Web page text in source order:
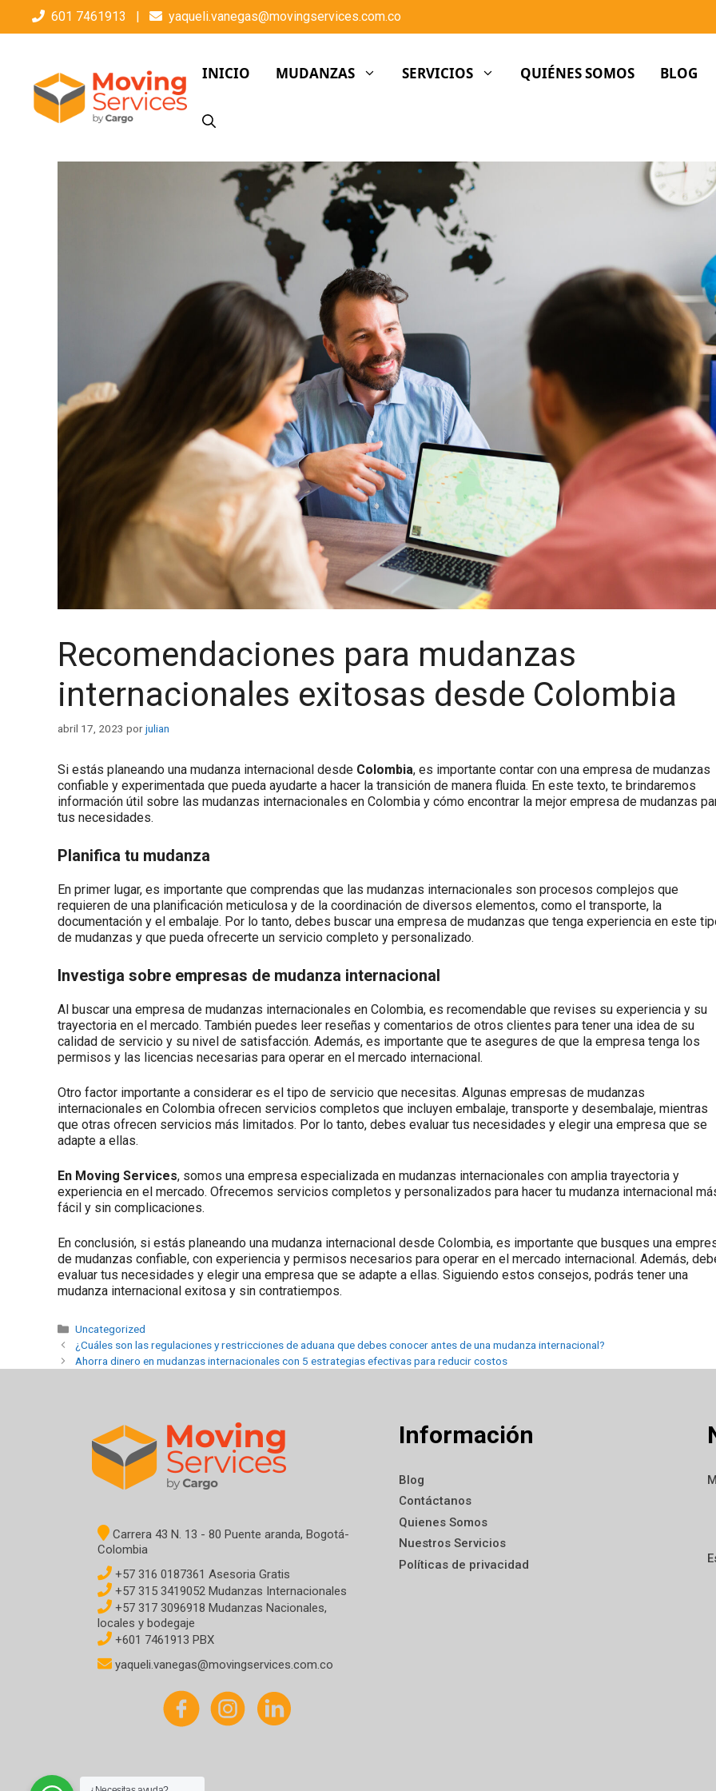
601 7461913 | yaqueli.vanegas@movingservices.com.co
INICIO MUDANZAS SERVICIOS QUIÉNES SOMOS BLOG
Recomendaciones para mudanzas
internacionales exitosas desde Colombia
abril 17, 2023 porjulian
Si estás planeando una mudanza internacional desde Colombia, es importante contar con una empresa de mudanzas
confiable y experimentada que pueda ayudarte a hacer la transición de manera fluida. En este texto, te brindaremos
información útil sobre las mudanzas internacionales en Colombia y cómo encontrar la mejor empresa de mudanzas
tus necesidades.
Planifica tu mudanza
En primer lugar, es importante que comprendas que las mudanzas internacionales son procesos complejos que
requieren de una planificación meticulosa y de la coordinación de diversos elementos, como el transporte, la
documentación y el embalaje. Por lo tanto, debes buscar una empresa de mudanzas que tenga experiencia en este
de mudanzas y que pueda ofrecerte un servicio completo y personalizado.
Investiga sobre empresas de mudanza internacional
Al buscar una empresa de mudanzas internacionales en Colombia, es recomendable que revises su experiencia y su
trayectoria en el mercado. También puedes leer reseñas y comentarios de otros clientes para tener una idea de su
calidad de servicio y su nivel de satisfacción. Además, es importante que te asegures de que la empresa tenga los
permisos y las licencias necesarias para operar en el mercado internacional.
Otro factor importante a considerar es el tipo de servicio que necesitas. Algunas empresas de mudanzas
internacionales en Colombia ofrecen servicios completos que incluyen embalaje, transporte y desembalaje, mientras
que otras ofrecen servicios más limitados. Por lo tanto, debes evaluar tus necesidades y elegir una empresa que se
adapte a ellas.
En Moving Services, somos una empresa especializada en mudanzas internacionales con amplia trayectoria y
experiencia en el mercado. Ofrecemos servicios completos y personalizados para hacer tu mudanza internacional
fácil y sin complicaciones.
En conclusión, si estás planeando una mudanza internacional desde Colombia, es importante que busques una
de mudanzas confiable, con experiencia y permisos necesarios para operar en el mercado internacional. Además,
evaluar tus necesidades y elegir una empresa que se adapte a ellas. Siguiendo estos consejos, podrás tener una
mudanza internacional exitosa y sin contratiempos.
Uncategorized
¿Cuáles son las regulaciones y restricciones de aduana que debes conocer antes de una mudanza internacional?
Ahorra dinero en mudanzas internacionales con 5 estrategias efectivas para reducir costos
Carrera 43 N. 13 - 80 Puente aranda, Bogotá-
Colombia
+57 316 0187361 Asesoria Gratis
+57 315 3419052 Mudanzas Internacionales
+57 317 3096918 Mudanzas Nacionales,
locales y bodegaje
+601 7461913 PBX
yaqueli.vanegas@movingservices.com.co
Información
Blog
Contáctanos
Quienes Somos
Nuestros Servicios
Políticas de privacidad